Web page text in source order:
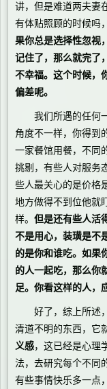
讲，但是难道两夫妻
有体贴照顾的时候吗
果你总是选择性忽视
记住了，那么就完了
不幸福。这个时候，
偏差呢。
我们所遇的任何一
角度不一样，你得到
一家餐馆用餐，不同
挑剔，有些人对服务
些人最关心的是价格
地方做得不到位他就
样。 但是还有些人活
不是用心，装璜是不
的是你和谁吃。如果
的人一起吃，那么你
足。你看这样的人，
好了，综上所述，
清道不明的东西，它
义感，这已经是心理
法，去研究每个不同
有些事情快乐多一点